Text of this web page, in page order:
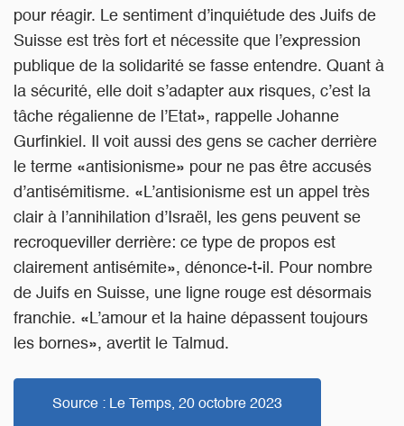
pour réagir. Le sentiment d’inquiétude des Juifs de
Suisse est très fort et nécessite que l’expression
publique de la solidarité se fasse entendre. Quant à
la sécurité, elle doit s’adapter aux risques, c’est la
tâche régalienne de l’Etat», rappelle Johanne
Gurfinkiel. Il voit aussi des gens se cacher derrière
le terme «antisionisme» pour ne pas être accusés
d’antisémitisme. «L’antisionisme est un appel très
clair à l’annihilation d’Israël, les gens peuvent se
recroqueviller derrière: ce type de propos est
clairement antisémite», dénonce-t-il. Pour nombre
de Juifs en Suisse, une ligne rouge est désormais
franchie. «L’amour et la haine dépassent toujours
les bornes», avertit le Talmud.
Source : Le Temps, 20 octobre 2023